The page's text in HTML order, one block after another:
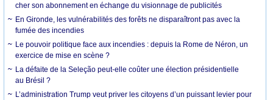
cher son abonnement en échange du visionnage de publicités
En Gironde, les vulnérabilités des forêts ne disparaîtront pas avec la
fumée des incendies
Le pouvoir politique face aux incendies : depuis la Rome de Néron, un
exercice de mise en scène ?
La défaite de la Seleção peut-elle coûter une élection présidentielle
au Brésil ?
L’administration Trump veut priver les citoyens d’un puissant levier pour